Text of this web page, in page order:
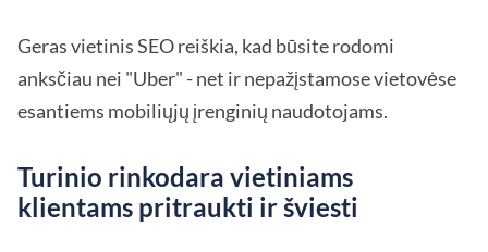
Geras vietinis SEO reiškia, kad būsite rodomi
anksčiau nei "Uber" - net ir nepažįstamose vietovėse
esantiems mobiliųjų įrenginių naudotojams.
Turinio rinkodara vietiniams
klientams pritraukti ir šviesti